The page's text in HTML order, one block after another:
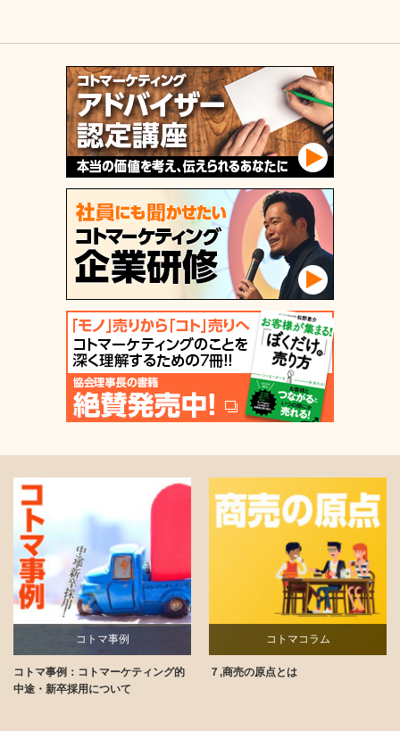
コトマ事例
講師ブログ
コトマ事例：コトマーケティング的
中途・新卒採用について
コトマコラム
７,商売の原点とは